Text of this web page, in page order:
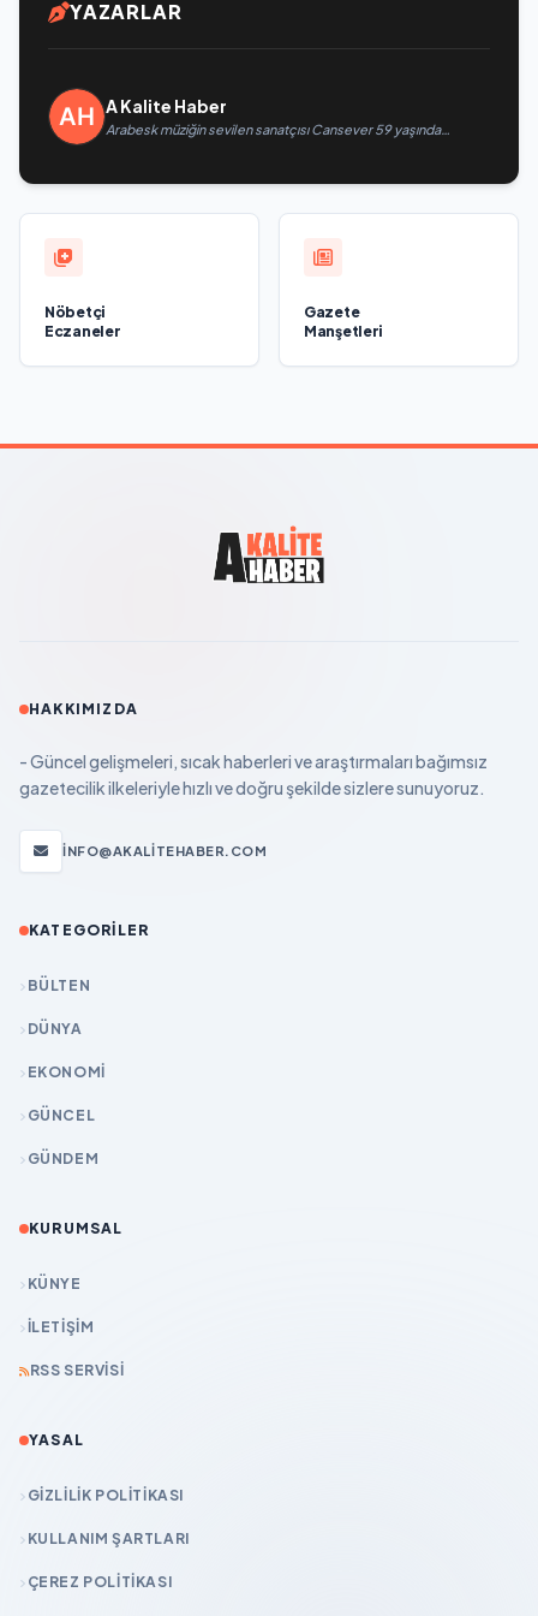
YAZARLAR
A Kalite Haber
Arabesk müziğin sevilen sanatçısı Cansever 59 yaşında
Nöbetçi
Eczaneler
Gazete
Manşetleri
HAKKIMIZDA
- Güncel gelişmeleri, sıcak haberleri ve araştırmaları bağımsız
gazetecilik ilkeleriyle hızlı ve doğru şekilde sizlere sunuyoruz.
INFO@AKALITEHABER.COM
KATEGORILER
BÜLTEN
DÜNYA
EKONOMİ
GÜNCEL
GÜNDEM
KURUMSAL
KÜNYE
İLETIŞIM
RSS SERVISI
YASAL
GIZLILIK POLITIKASI
KULLANIM ŞARTLARI
ÇEREZ POLITIKASI